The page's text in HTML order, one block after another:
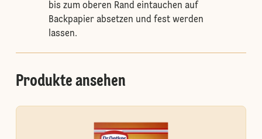
bis zum oberen Rand eintauchen auf
Backpapier absetzen und fest werden
lassen.
Produkte ansehen